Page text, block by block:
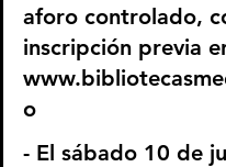
aforo controlado,
inscripción previa
o
- El sábado 10 de